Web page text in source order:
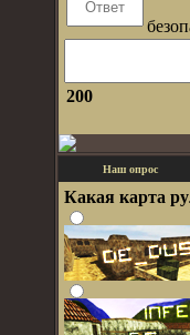
200
Наш опрос
Какая карта